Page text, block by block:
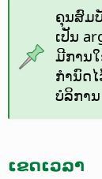
ຄຸນສົມ
ເປັນ
ມີການ
ກຳນົດ
ບໍລິການ
ເຂດເວລາ